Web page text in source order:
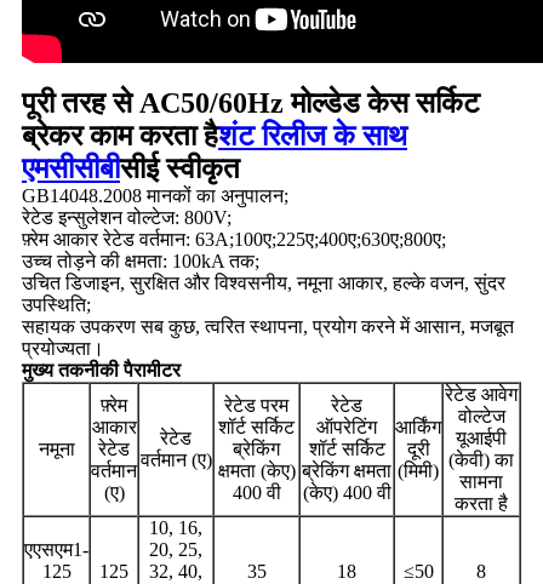
पूरी तरह से AC50/60Hz मोल्डेड केस सर्किट
ब्रेकर काम करता हैशंट रिलीज के साथ
एमसीसीबीसीई स्वीकृत
GB14048.2008 मानकों का अनुपालन;
रेटेड इन्सुलेशन वोल्टेज: 800V;
फ़्रेम आकार रेटेड वर्तमान: 63A;100ए;225ए;400ए;630ए;800ए;
उच्च तोड़ने की क्षमता: 100kA तक;
उचित डिजाइन, सुरक्षित और विश्वसनीय, नमूना आकार, हल्के वजन, सुंदर
उपस्थिति;
सहायक उपकरण सब कुछ, त्वरित स्थापना, प्रयोग करने में आसान, मजबूत
प्रयोज्यता।
मुख्य तकनीकी पैरामीटर
नमूना
फ़्रेम
आकार
रेटेड
वर्तमान
(ए)
रेटेड
वर्तमान (ए)
रेटेड परम
शॉर्ट सर्किट
ब्रेकिंग
क्षमता (केए)
400 वी
रेटेड
ऑपरेटिंग
शॉर्ट सर्किट
ब्रेकिंग क्षमता
(केए) 400 वी
आर्किंग
दूरी
(मिमी)
रेटेड आवेग
वोल्टेज
यूआईपी
(केवी) का
सामना
करता है
एएसएम1-
125
125
10, 16,
20, 25,
32, 40,
35 18 ≤50 8